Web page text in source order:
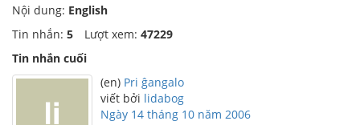
Nội dung: English
Tin nhắn: 5 Lượt xem: 47229
Tin nhắn cuối
(en) Pri ĝangalo
viết bởi lidabog
Ngày 14 tháng 10 năm 2006